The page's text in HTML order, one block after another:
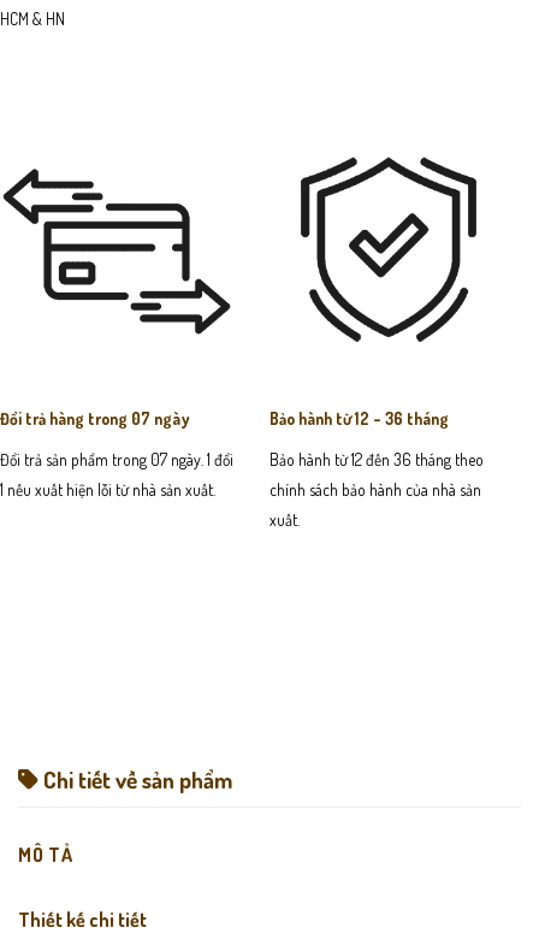
HCM & HN
Đổi trả hàng trong 07 ngày
Đổi trả sản phẩm trong 07 ngày. 1 đổi
1 nếu xuất hiện lỗi từ nhà sản xuất.
Bảo hành từ 12 - 36 tháng
Bảo hành từ 12 đến 36 tháng theo
chính sách bảo hành của nhà sản
xuất.
Chi tiết về sản phẩm
MÔ TẢ
Thiết kế chi tiết